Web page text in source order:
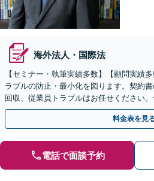
海外法人・国際法
【セミナー・執筆実績多数】【顧問実績
ラブルの防止・最小化を図ります。契約
回収、従業員トラブルはお任せください
内容も柔軟に調節します【上尾駅7分】【
料金表を見
電話で面談予約